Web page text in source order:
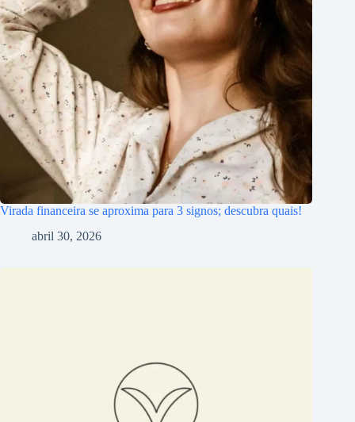
Virada financeira se aproxima para 3 signos; descubra quais!
abril 30, 2026